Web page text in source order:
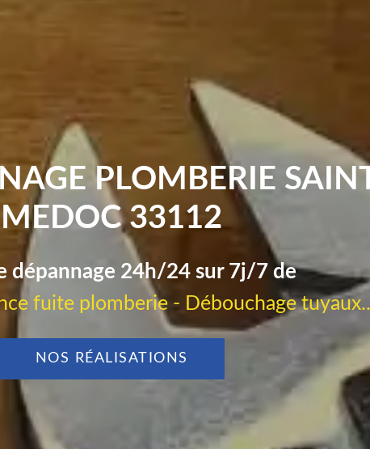
PLOMBERIE
MEDOC 33112
dépannage 24h/24 sur 7j/7 de
fuite plomberie - Débouchage
NOS RÉALISATIONS